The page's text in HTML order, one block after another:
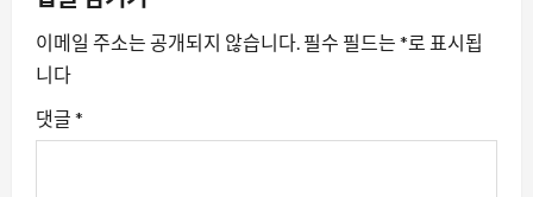
션
이메일 주소는 공개되지 않습니다. 필수 필드는 *로 표시됩
니다
댓글 *